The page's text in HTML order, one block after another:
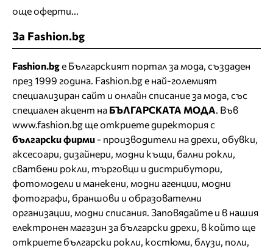
още оферти...
За Fashion.bg
Fashion.bgе Българският портал за мода, създаден
през 1999 година. Fashion.bg е най-големият
специализиран сайт и онлайн списание за мода, със
специален акцент на БЪЛГАРСКАТА МОДА . Във
www.fashion.bg ще откриетедиректорияс
български фирми - производители на дрехи, обувки,
аксесоари, дизайнери, модни къщи, бални рокли
сватбени рокли , търговци и дистрибутори,
фотомодели и манекени, модни агенции, модни
фотографи, браншови и образователни
организации, модни списания. Заповядайте и в нашия
електронен магазин за български дрехи , в който ще
откриете български рокли , костюми, блузи, поли,